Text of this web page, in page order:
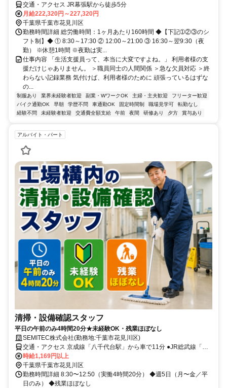
交通・アクセス JR幕張駅から徒歩5分
月給222,320円～227,320円
千葉県千葉市花見川区
勤務時間詳細 総労働時間：1ヶ月あたり160時間 ◆【下記➀②③のシ
フト制】◆ ① 8:30～17:30 ② 12:00～21:00 ③ 16:30～翌9:30（夜
勤） ※休憩1時間 ※夜勤は実...
仕事内容 「生活支援員って、本当に大変ですよね。」 利用者様の支
援だけじゃありません。 ＞職員同士の人間関係 ＞急な欠員対応 ＞終
わらない記録業務 気付けば、利用者様のために 頑張っているはずな
の...
制服あり 業界未経験者歓迎 副業・WワークOK 主婦・主夫歓迎
フリーター歓迎
バイク通勤OK
早朝 学歴不問 車通勤OK 固定時間制 職場見学可
転勤なし
経験不問
未経験者歓迎 交通費全額支給 午前 夜間 研修あり 夕方 賞与あり
アルバイト・パート
清掃・設備確認スタッフ
平日の午前のみ4時間20分★未経験OK・残業ほぼなし
SEMITEC株式会社(勤務地:千葉市花見川区)
交通・アクセス 京成線「八千代台駅」から車で11分 ●JR総武線「幕
張駅」から車で16分 ●車・バイク・自転車通勤OK！
時給1,169円以上
千葉県千葉市花見川区
勤務時間詳細 8:30〜12:50（実働4時間20分） ◆週5日（月〜金／平
日のみ） ◆残業ほぼなし